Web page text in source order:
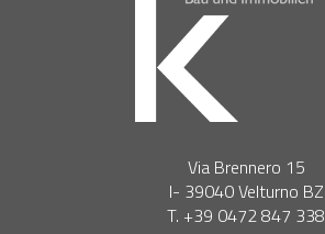
Via Brennero 15
I- 39040 Velturno BZ
T. +39 0472 847 338